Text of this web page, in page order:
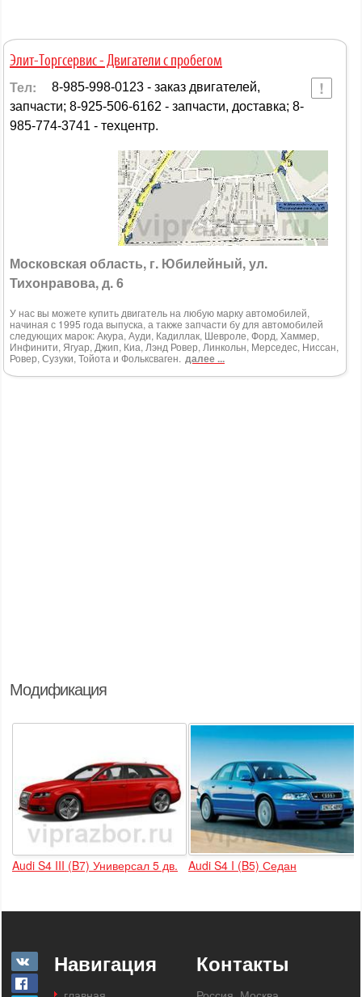
Модификация
Audi S4 III (B7) Универсал 5 дв. Audi S4 I (B5) Седан
Элит-Торгсервис - Двигатели с пробегом
Тел:
8-985-998-0123 - заказ двигателей,
запчасти; 8-925-506-6162 - запчасти, доставка; 8-
985-774-3741 - техцентр.
Московская область, г. Юбилейный, ул.
Тихонравова, д. 6
У нас вы можете купить двигатель на любую марку автомобилей,
начиная с 1995 года выпуска, а также запчасти бу для автомобилей
следующих марок: Акура, Ауди, Кадиллак, Шевроле, Форд, Хаммер,
Инфинити, Ягуар, Джип, Киа, Лэнд Ровер, Линкольн, Мерседес, Ниссан,
Ровер, Сузуки, Тойота и Фольксваген. далее ...
Навигация Контакты